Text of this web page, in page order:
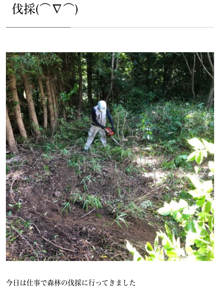
伐採(⌒∇⌒)
今日は仕事で森林の伐採に行ってきました